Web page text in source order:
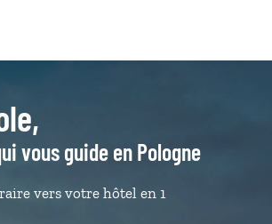
vous guide en Pologne
vers votre hôtel en 1